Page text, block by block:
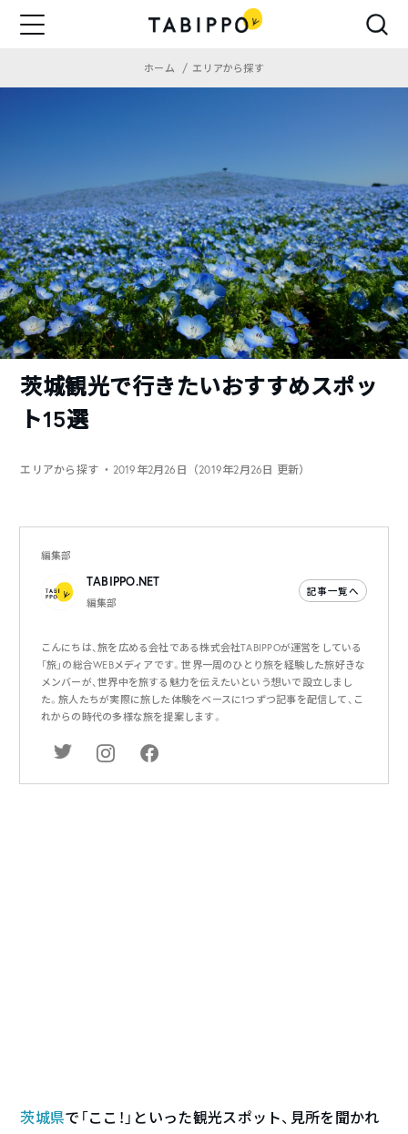
ホーム エリアから探す
茨城観光で行きたいおすすめスポッ
ト15選
エリアから探す ・2019年2月26日（2019年2月26日 更新）
編集部
TABIPPO.NET
編集部
記事一覧へ
こんにちは、旅を広める会社である株式会社TABIPPOが運営をしている
「旅」の総合WEBメディアです。世界一周のひとり旅を経験した旅好きな
メンバーが、世界中を旅する魅力を伝えたいという想いで設立しまし
た。旅人たちが実際に旅した体験をベースに1つずつ記事を配信して、こ
れからの時代の多様な旅を提案します。
茨城県で「ここ！」といった観光スポット、見所を聞かれ